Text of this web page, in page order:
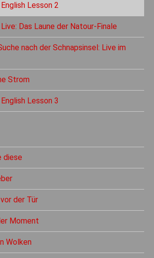
Lesson 2
Das Laune der Natour-Finale
nach der Schnapsinsel: Live im
Strom
Lesson 3
diese
der Tür
Moment
Wolken